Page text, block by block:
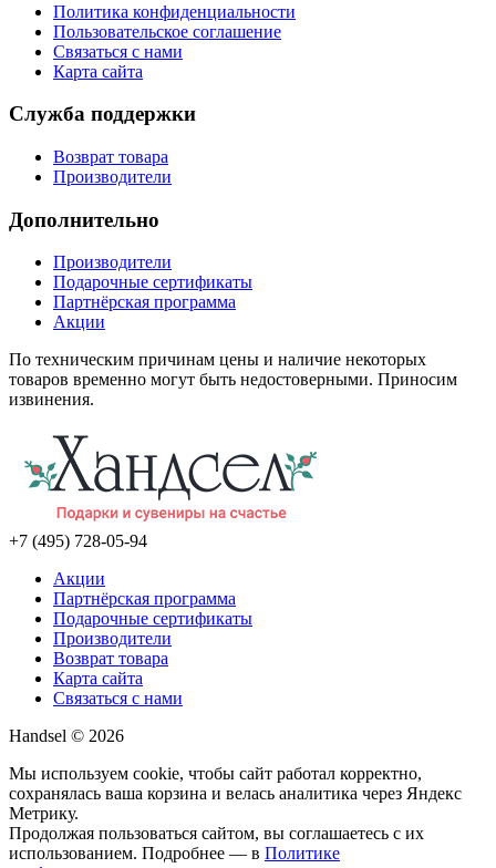
Политика конфиденциальности
Пользовательское соглашение
Связаться с нами
Карта сайта
Служба поддержки
Возврат товара
Производители
Дополнительно
Производители
Подарочные сертификаты
Партнёрская программа
Акции
По техническим причинам цены и наличие некоторых
товаров временно могут быть недостоверными. Приносим
извинения.
+7 (495) 728-05-94
Акции
Партнёрская программа
Подарочные сертификаты
Производители
Возврат товара
Карта сайта
Связаться с нами
Handsel © 2026
Мы используем cookie, чтобы сайт работал корректно,
сохранялась ваша корзина и велась аналитика через Яндекс
Метрику.
Продолжая пользоваться сайтом, вы соглашаетесь с их
использованием. Подробнее — в Политике